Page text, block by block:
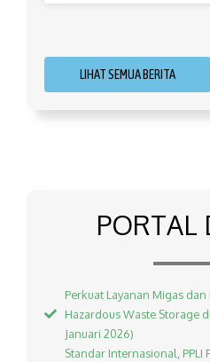
LIHAT SEMUA BERITA
PORTAL
Perkuat Layanan Migas dan
Hazardous Waste Storage
Januari 2026)
Standar Internasional, PPLI